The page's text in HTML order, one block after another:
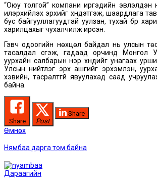
“Оюу толгой” компани иргэдийн эвлэлдэн
илэрхийлэх эрхийг хүндэтгэж, шаардлага
бус байгууллагуудтай уулзан, тухай бүр
харилцахыг чухалчилж ирсэн.
Гэвч одоогийн нөхцөл байдал нь улсын
тасалдал үүсгэж, гадаад орчинд Монгол
уурхайн салбарын нэр хүндийг унагаах
Улсын нийтлэг эрх ашгийг эрхэмлэн,
хэвийн, тасралтгүй явуулахад саад
байна.
Share Post
Share
Post
navigation
ӨмнөхӨмнөх
Нямбаа дарга том байна
Дараагийн